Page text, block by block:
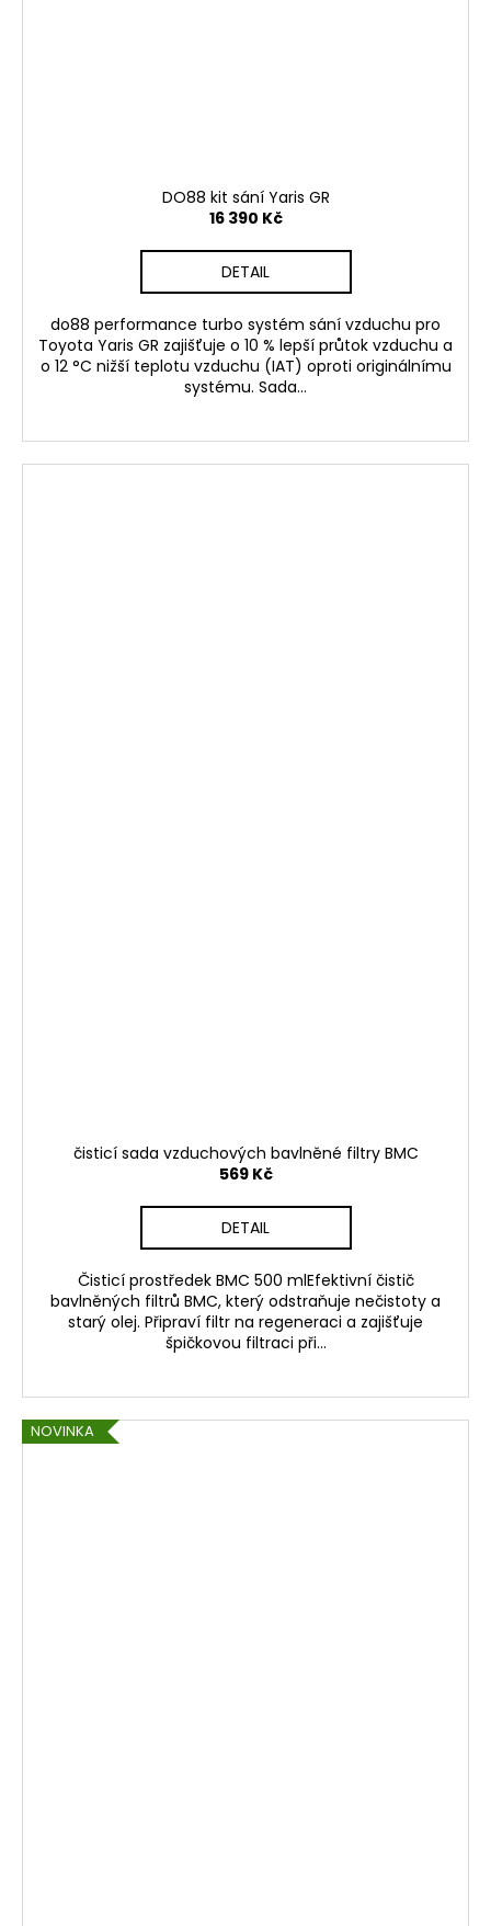
DO88 kit sání Yaris GR
16 390 Kč
DETAIL
do88 performance turbo systém sání vzduchu pro
Toyota Yaris GR zajišťuje o 10 % lepší průtok vzduchu a
o 12 °C nižší teplotu vzduchu (IAT) oproti originálnímu
systému. Sada...
čisticí sada vzduchových bavlněné filtry BMC
569 Kč
DETAIL
Čisticí prostředek BMC 500 mlEfektivní čistič
bavlněných filtrů BMC, který odstraňuje nečistoty a
starý olej. Připraví filtr na regeneraci a zajišťuje
špičkovou filtraci při...
NOVINKA